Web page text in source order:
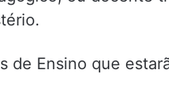
de Ensino que